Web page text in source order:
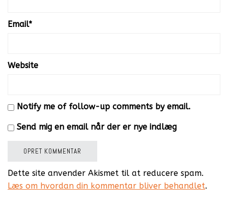
Email*
Website
Notify me of follow-up comments by email.
Send mig en email når der er nye indlæg
Dette site anvender Akismet til at reducere spam.
Læs om hvordan din kommentar bliver behandlet.